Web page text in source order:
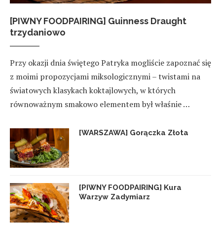
[PIWNY FOODPAIRING] Guinness Draught
trzydaniowo
Przy okazji dnia świętego Patryka mogliście zapoznać się
z moimi propozycjami miksologicznymi – twistami na
światowych klasykach koktajlowych, w których
równoważnym smakowo elementem był właśnie …
[WARSZAWA] Gorączka Złota
[PIWNY FOODPAIRING] Kura
Warzyw Zadymiarz